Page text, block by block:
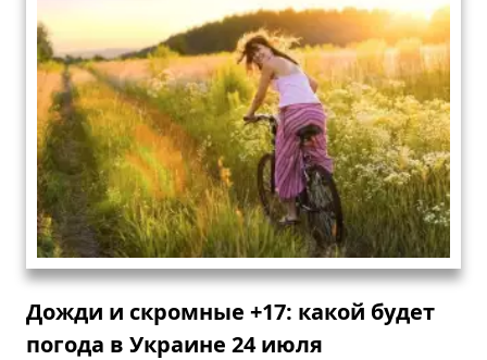
Дожди и скромные +17: какой будет
погода в Украине 24 июля